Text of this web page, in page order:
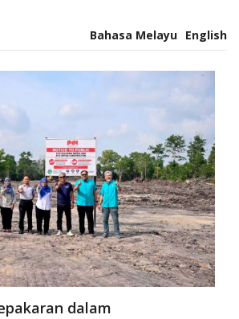
Bahasa Melayu English
dalam